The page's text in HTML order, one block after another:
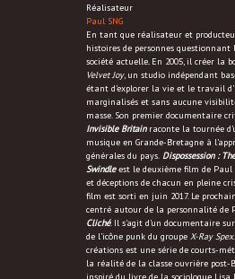
Réalisateur
Paul SNG
En tant que réalisateur et
histoires de personnes questionnant
société actuelle. En 2005, il créer la
Velvet Joy, un studio indépendant
étant d’explorer la vie et le travail
marginalisés et sans aucune
masse. Son premier documentaire
Invisible Britainraconte la tournée
musique en Grande-Bretagne à
générales du pays. Dispossession :
Swindle est le deuxième film de Paul
et déceptions de chacun en pleine
film est sorti en juin 2017. Le
centré autour de la personnalité de
Cliché. Il s’agit d’un documentaire
de l’icône punk du groupe X-Ray Spex
créations est une série de courts-
la réalité de la classe ouvrière post-
inspiré du livre de la sociologue Lisa